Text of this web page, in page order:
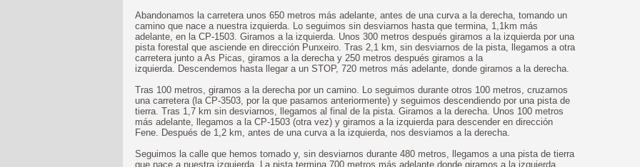
Abandonamos la carretera unos 650 metros más adelante, antes de una curva a la derecha, tomando un
camino que nace a nuestra izquierda. Lo seguimos sin desviarnos hasta que termina, 1,1km más
adelante, en la CP-1503. Giramos a la izquierda. Unos 300 metros después giramos a la izquierda por una
pista forestal que asciende en dirección Punxeiro. Tras 2,1 km, sin desviarnos de la pista, llegamos a otra
carretera junto a As Picas, giramos a la derecha y 250 metros después giramos a la
izquierda. Descendemos hasta llegar a un STOP, 720 metros más adelante, donde giramos a la derecha.
Tras 100 metros, giramos a la derecha por un camino. Lo seguimos durante otros 100 metros, cruzamos
una carretera (la CP-3503, por la que pasamos anteriormente) y seguimos descendiendo por una pista de
tierra. Tras 1,7 km sin desviarnos, llegamos al final de la pista. Giramos a la derecha. Unos 100 metros
más adelante, llegamos a la CP-1503 (otra vez) y giramos a la izquierda para descender en dirección
Fene. Después de 1,2 km, antes de una curva a la izquierda, nos desviamos a la derecha.
Seguimos la calle que hemos tomado y, sin desviarnos durante 480 metros, llegamos a una pista de tierra
que nace a nuestra izquierda. La pista termina 700 metros más adelante donde giramos a la izquierda.